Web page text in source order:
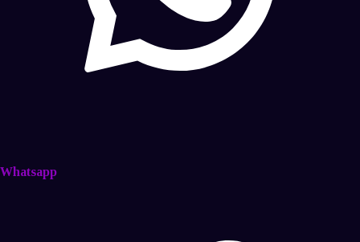
Whatsapp